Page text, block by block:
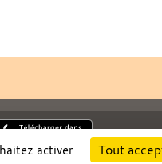
activer Tout